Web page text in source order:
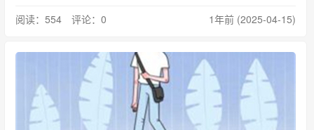
阅读：554 评论：0
1年前 (2025-04-15)